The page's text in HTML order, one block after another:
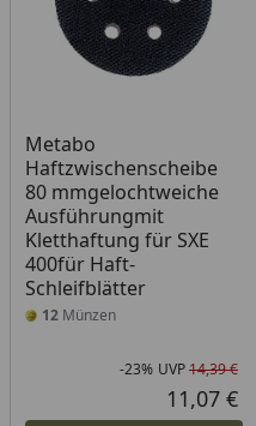
Metabo
Haftzwischenscheibe
80 mmgelochtweiche
Ausführungmit
Kletthaftung für SXE
400für Haft-
Schleifblätter
12 Münzen
-23% UVP14,39 €
11,07 €